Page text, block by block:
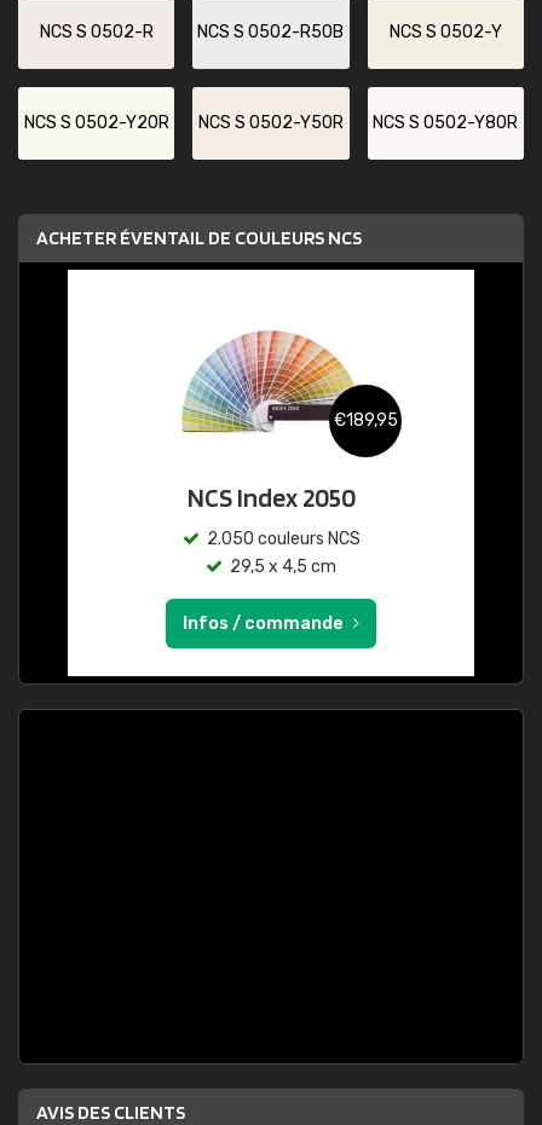
NCS S 0502-R NCS S 0502-R50B NCS S 0502-Y
NCS S 0502-Y20R NCS S 0502-Y50R NCS S 0502-Y80R
ACHETER ÉVENTAIL DE COULEURS NCS
€189,95
NCS Index 2050
2.050 couleurs NCS
29,5 x 4,5 cm
Infos / commande
AVIS DES CLIENTS